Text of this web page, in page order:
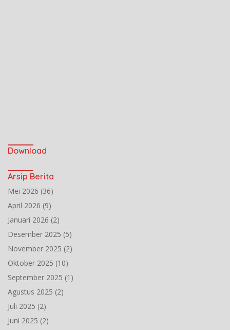
Download
Arsip Berita
Mei 2026 (36)
April 2026 (9)
Januari 2026 (2)
Desember 2025 (5)
November 2025 (2)
Oktober 2025 (10)
September 2025 (1)
Agustus 2025 (2)
Juli 2025 (2)
Juni 2025 (2)